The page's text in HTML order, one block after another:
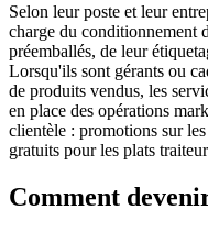
Selon leur poste et leur
charge du conditionnement
préemballés, de leur
Lorsqu'ils sont gérants ou
de produits vendus, les
en place des opérations
clientèle : promotions sur
gratuits pour les plats
Comment